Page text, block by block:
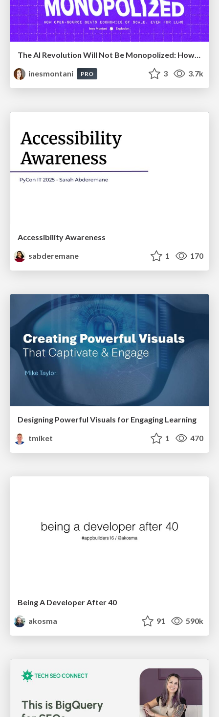
inesmontani
PRO 3 3.7k
Accessibility Awareness
sabderemane
1 170
Designing Powerful Visuals for Engaging Learning
tmiket
1 470
Being A Developer After 40
akosma
91 590k